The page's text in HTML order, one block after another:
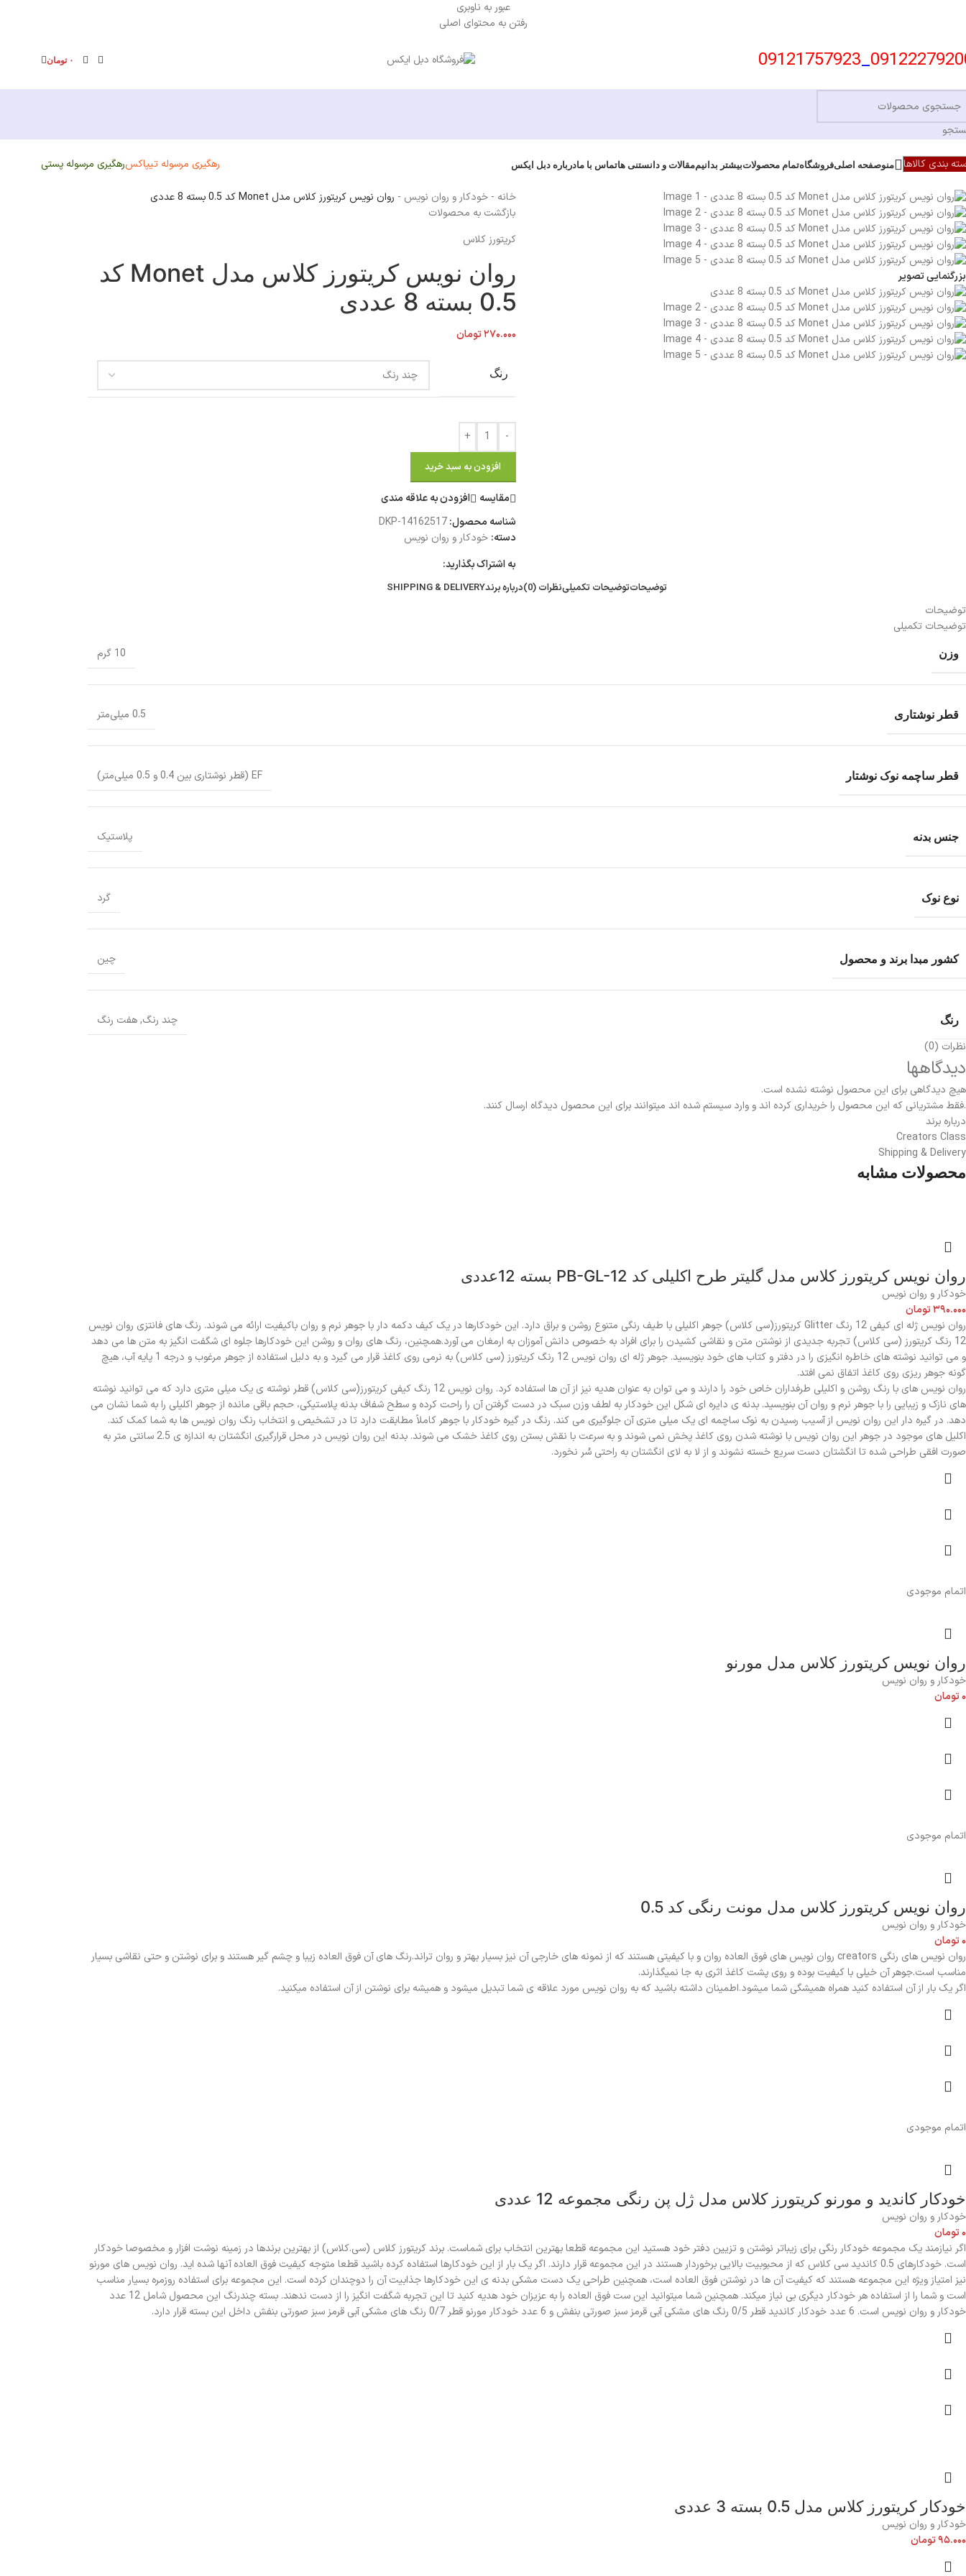
عبور به ناوبری
رفتن به محتوای اصلی
_
09121757923 ۰ تومان
بندی کالاها منوصفحه اصلیفروشگاهتمام محصولاتبیشتر بدانیممقالات و دانستنی هاتماس با مادرباره دبل ایکس رهگیری مرسوله تیپاکسرهگیری مرسوله پستی
بزرگنمایی تصویر
خانه - خودکار و روان نویس - روان نویس کریتورز کلاس مدل Monet کد 0.5 بسته 8 عددی
بازگشت به محصولات
کریتورز کلاس
روان نویس کریتورز کلاس مدل Monet کد
0.5 بسته 8 عددی
۲۷۰.۰۰۰تومان
رنگ
-
+
افزودن به سبد خرید
مقایسه
افزودن به علاقه مندی
شناسه محصول:DKP-14162517
دسته: خودکار و روان نویس
به اشتراک بگذارید:
توضیحاتتوضیحات تکمیلینظرات (0) درباره برندSHIPPING & DELIVERY
توضیحات
توضیحات تکمیلی
وزن 10 گرم
قطر نوشتاری 0.5 میلی‌متر
قطر ساچمه نوک نوشتار EF (قطر نوشتاری بین 0.4 و 0.5 میلی‌متر)
جنس بدنه پلاستیک
نوع نوک گرد
کشور مبدا برند و محصول چین
رنگ چند رنگ,هفت رنگ
نظرات (0)
دیدگاهها
هیچ دیدگاهی برای این محصول نوشته نشده است.
.فقط مشتریانی که این محصول را خریداری کرده اند و وارد سیستم شده اند میتوانند برای این محصول دیدگاه ارسال کنند.
درباره برند
Creators Class
Shipping & Delivery
محصولات مشابه
روان نویس کریتورز کلاس مدل گلیتر طرح اکلیلی کد PB-GL-12 بسته 12عددی
خودکار و روان نویس
۳۹۰.۰۰۰تومان
روان نویس ژله ای کیفی 12 رنگ Glitter کریتورز(سی کلاس) جوهر اکلیلی با طیف رنگی متنوع روشن و براق دارد. این خودکارها در یک کیف دکمه دار با جوهر نرم و روان باکیفیت ارائه می شوند. رنگ های فانتزی روان نویس
12 رنگ کریتورز (سی کلاس) تجربه جدیدی از نوشتن متن و نقاشی کشیدن را برای افراد به خصوص دانش آموزان به ارمغان می آورد.همچنین، رنگ های روان و روشن این خودکارها جلوه ای شگفت انگیز به متن ها می دهد
و می توانید نوشته های خاطره انگیزی را در دفتر و کتاب های خود بنویسید. جوهر ژله ای روان نویس 12 رنگ کریتورز (سی کلاس) به نرمی روی کاغذ قرار می گیرد و به دلیل استفاده از جوهر مرغوب و درجه 1 پایه آب، هیچ
گونه جوهر ریزی روی کاغذ اتفاق نمی افتد.
روان نویس های با رنگ روشن و اکلیلی طرفداران خاص خود را دارند و می توان به عنوان هدیه نیز از آن ها استفاده کرد. روان نویس 12 رنگ کیفی کریتورز(سی کلاس) قطر نوشته ی یک میلی متری دارد که می توانید نوشته
های نازک و زیبایی را با جوهر نرم و روان آن بنویسید. بدنه ی دایره ای شکل این خودکار به لطف وزن سبک در دست گرفتن آن را راحت کرده و سطح شفاف بدنه پلاستیکی، حجم باقی مانده از جوهر اکلیلی را به شما نشان می
دهد. در گیره دار این روان نویس از آسیب رسیدن به نوک ساچمه ای یک میلی متری آن جلوگیری می کند. رنگ در گیره خودکار با جوهر کاملاً مطابقت دارد تا در تشخیص و انتخاب رنگ روان نویس ها به شما کمک کند.
اکلیل های موجود در جوهر این روان نویس با نوشته شدن روی کاغذ پخش نمی شوند و به سرعت با نقش بستن روی کاغذ خشک می شوند. بدنه این روان نویس در محل قرارگیری انگشتان به اندازه ی 2.5 سانتی متر به
صورت افقی طراحی شده تا انگشتان دست سریع خسته نشوند و از لا به لای انگشتان به راحتی سُر نخورد.
اتمام موجودی
روان نویس کریتورز کلاس مدل مورنو
خودکار و روان نویس
۰تومان
اتمام موجودی
روان نویس کریتورز کلاس مدل مونت رنگی کد 0.5
خودکار و روان نویس
۰تومان
روان نویس های رنگی creators روان نویس های فوق العاده روان و با کیفیتی هستند که از نمونه های خارجی آن نیز بسیار بهتر و روان تراند.رنگ های آن فوق العاده زیبا و چشم گیر هستند و برای نوشتن و حتی نقاشی بسیار
مناسب است.جوهر آن خیلی با کیفیت بوده و روی پشت کاغذ اثری به جا نمیگذارند.
اگر یک بار از آن استفاده کنید همراه همیشگی شما میشود.اطمینان داشته باشید که به روان نویس مورد علاقه ی شما تبدیل میشود و همیشه برای نوشتن از آن استفاده میکنید.
اتمام موجودی
خودکار کاندید و مورنو کریتورز کلاس مدل ژل پن رنگی مجموعه 12 عددی
خودکار و روان نویس
۰تومان
اگر نیازمند یک مجموعه خودکار رنگی برای زیباتر نوشتن و تزیین دفتر خود هستید این مجموعه قطعا بهترین انتخاب برای شماست. برند کریتورز کلاس (سی.کلاس) از بهترین برندها در زمینه نوشت افزار و مخصوصا خودکار
است. خودکارهای 0.5 کاندید سی کلاس که از محبوبیت بالایی برخوردار هستند در این مجموعه قرار دارند. اگر یک بار از این خودکارها استفاده کرده باشید قطعا متوجه کیفیت فوق العاده آنها شده اید. روان نویس های مورنو
نیز امتیاز ویژه این مجموعه هستند که کیفیت آن ها در نوشتن فوق العاده است، همچنین طراحی یک دست مشکی بدنه ی این خودکارها جذابیت آن را دوچندان کرده است. این مجموعه برای استفاده روزمره بسیار مناسب
است و شما را از استفاده هر خودکار دیگری بی نیاز میکند. همچنین شما میتوانید این ست فوق العاده را به عزیزان خود هدیه کنید تا این تجربه شگفت انگیز را از دست ندهند. بسته چندرنگ این محصول شامل 12 عدد
خودکار و روان نویس است. 6 عدد خودکار کاندید قطر 0/5 رنگ های مشکی آبی قرمز سبز صورتی بنفش و 6 عدد خودکار مورنو قطر 0/7 رنگ های مشکی آبی قرمز سبز صورتی بنفش داخل این بسته قرار دارد.
خودکار کریتورز کلاس مدل 0.5 بسته 3 عددی
خودکار و روان نویس
۹۵.۰۰۰تومان